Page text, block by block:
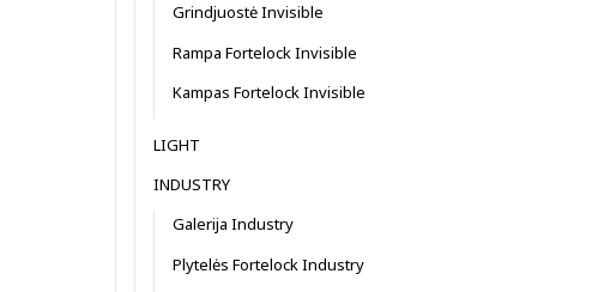
Grindjuostė Invisible
Rampa Fortelock Invisible
Kampas Fortelock Invisible
LIGHT
INDUSTRY
Galerija Industry
Plytelės Fortelock Industry